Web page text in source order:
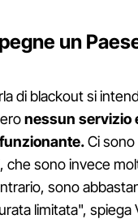
un
di blackout si
nessun servizio
Ci sono
che sono invece
sono
limitata", spiega